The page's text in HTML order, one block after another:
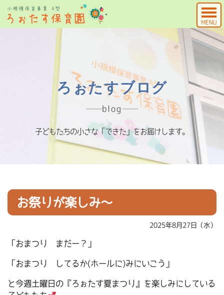
MENU
ろぉたすブログ
blog
子どもたちの小さな「できた」をお届けします。
お祭りが楽しみ～
2025年8月27日（水）
「おまつり まだー？」
「おまつり してるか(ホールに)みにいこう」
と今週土曜日の『ろぉたす夏まつり』を楽しみにしている